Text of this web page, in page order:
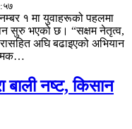
१ मा युवाहरूको पहलमा
सुरु भएको छ। “सक्षम नेतृत्व,
अघि बढाइएको अभियान
बाली नष्ट, किसान